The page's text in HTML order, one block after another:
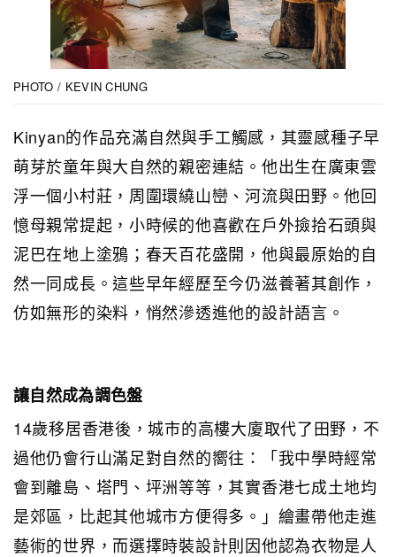
PHOTO / KEVIN CHUNG
Kinyan的作品充滿自然與手工觸感，其靈感種子早
萌芽於童年與大自然的親密連結。他出生在廣東雲
浮一個小村莊，周圍環繞山巒、河流與田野。他回
憶母親常提起，小時候的他喜歡在戶外撿拾石頭與
泥巴在地上塗鴉；春天百花盛開，他與最原始的自
然一同成長。這些早年經歷至今仍滋養著其創作，
仿如無形的染料，悄然滲透進他的設計語言。
讓自然成為調色盤
14歲移居香港後，城市的高樓大廈取代了田野，不
過他仍會行山滿足對自然的嚮往：「我中學時經常
會到離島、塔門、坪洲等等，其實香港七成土地均
是郊區，比起其他城市方便得多。」繪畫帶他走進
藝術的世界，而選擇時裝設計則因他認為衣物是人